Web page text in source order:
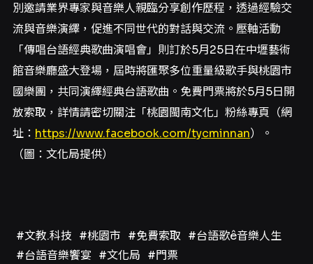
別邀請業界專家與音樂人親臨分享創作歷程，透過經驗交
流與音樂演繹，促進不同世代的對話與交流。壓軸活動
「傳唱台語經典歌曲演唱會」則訂於5月25日在中壢藝術
館音樂廳盛大登場，屆時將匯聚多位重量級歌手與桃園市
國樂團，共同演繹經典台語歌曲。免費門票將於5月5日開
放索取，詳情請密切關注「桃園閩南文化」粉絲專頁（網
址： https://www.facebook.com/tycminnan）。
（圖：文化局提供）
#文教.科技 #桃園市 #免費索取 #台語歌ê音樂人生
#台語音樂饗宴 #文化局 #門票